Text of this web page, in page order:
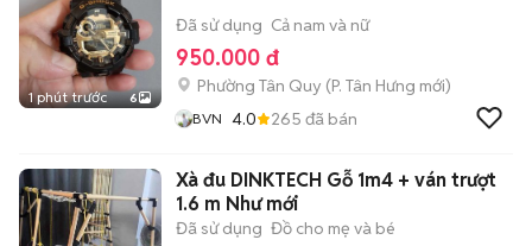
1 phút trước 6
Đã sử dụng Cả nam và nữ
950.000 đ
Phường Tân Quy (P. Tân Hưng mới)
BVN 4.0 265 đã bán
Xà đu DINKTECH Gỗ 1m4 + ván trượt
1.6 m Như mới
Đã sử dụng Đồ cho mẹ và bé